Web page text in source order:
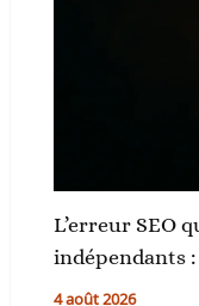
L’erreur SEO
indépendants
4 août 2026